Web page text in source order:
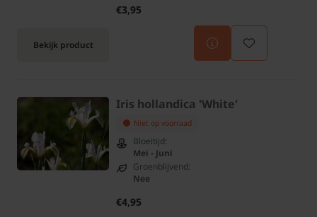
Bekijk product
€3,95
Iris hollandica 'White'
Niet op voorraad
Bloeitijd:
Mei - Juni
Groenblijvend:
Nee
€4,95